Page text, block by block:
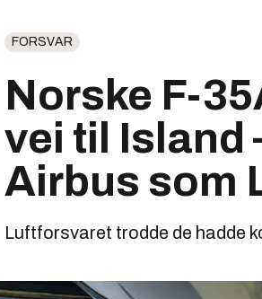
FORSVAR
Norske F-
vei til Island
Airbus som
Luftforsvaret trodde de hadde